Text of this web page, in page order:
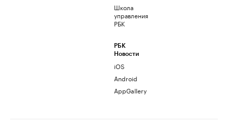
Школа
управления
РБК
РБК
Новости
iOS
Android
AppGallery